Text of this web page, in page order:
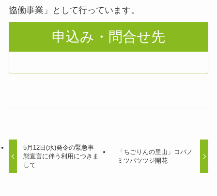
協働事業」として行っています。
申込み・問合せ先
5月12日(水)発令の緊急事
態宣言に伴う利用につきま
して
「ちごりんの里山」コバノ
ミツバツツジ開花